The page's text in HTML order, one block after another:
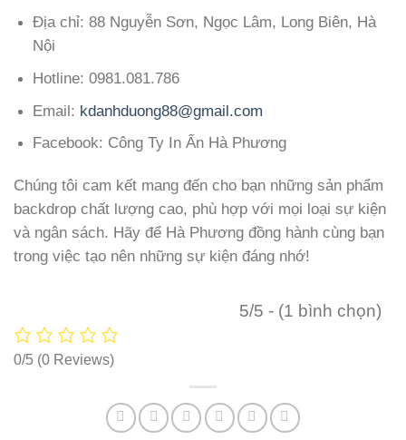
Địa chỉ: 88 Nguyễn Sơn, Ngọc Lâm, Long Biên, Hà
Nội
Hotline: 0981.081.786
Email: kdanhduong88@gmail.com
Facebook: Công Ty In Ấn Hà Phương
Chúng tôi cam kết mang đến cho bạn những sản phẩm
backdrop chất lượng cao, phù hợp với mọi loại sự kiện
và ngân sách. Hãy để Hà Phương đồng hành cùng bạn
trong việc tạo nên những sự kiện đáng nhớ!
5/5 - (1 bình chọn)
0/5 (0 Reviews)